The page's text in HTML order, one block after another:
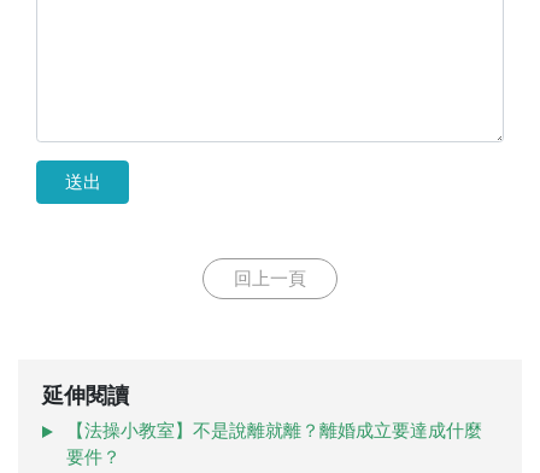
送出
回上一頁
延伸閱讀
【法操小教室】不是說離就離？離婚成立要達成什麼
要件？